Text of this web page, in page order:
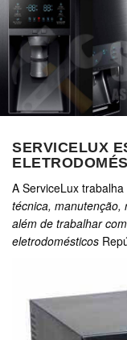
SERVICELUX
A ServiceLux
técnica, manutenção,
além de trabalhar
eletrodomésticos